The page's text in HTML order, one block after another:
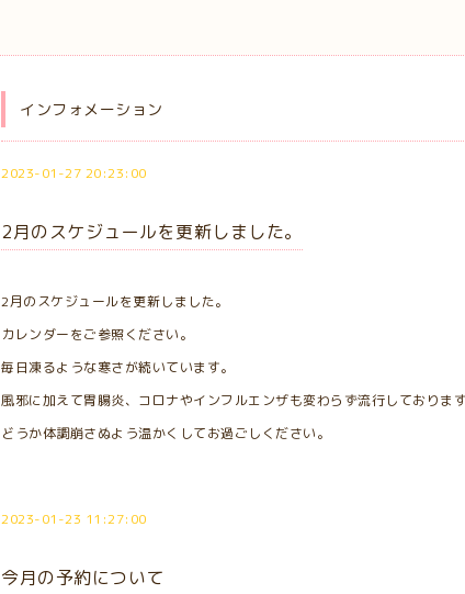
インフォメーション
2023-01-27 20:23:00
2月のスケジュールを更新しました。
2月のスケジュールを更新しました。
カレンダーをご参照ください。
毎日凍るような寒さが続いています。
風邪に加えて胃腸炎、コロナやインフルエンザも変わらず流行しておりま
どうか体調崩さぬよう温かくしてお過ごしください。
2023-01-23 11:27:00
今月の予約について